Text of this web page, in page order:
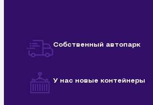
Собственный автопарк
У нас новые контейнеры